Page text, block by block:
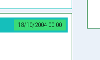
18/10/2004 00:00